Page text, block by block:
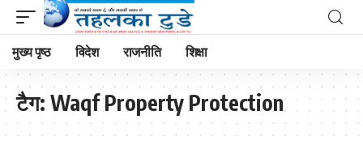
मुख्य पृष्ठ विदेश राजनीति शिक्षा
टैग: Waqf Property Protection